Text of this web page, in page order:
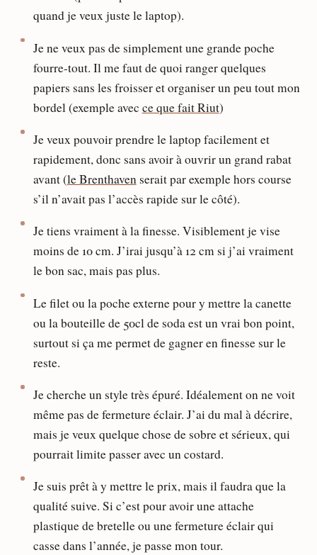
quand je veux juste le laptop).
Je ne veux pas de simplement une grande poche
fourre-tout. Il me faut de quoi ranger quelques
papiers sans les froisser et organiser un peu tout mon
bordel (exemple avec ce que fait Riut)
Je veux pouvoir prendre le laptop facilement et
rapidement, donc sans avoir à ouvrir un grand rabat
avant (le Brenthavenserait par exemple hors course
s’il n’avait pas l’accès rapide sur le côté).
Je tiens vraiment à la finesse. Visiblement je vise
moins de 10 cm. J’irai jusqu’à 12 cm si j’ai vraiment
le bon sac, mais pas plus.
Le filet ou la poche externe pour y mettre la canette
ou la bouteille de 50cl de soda est un vrai bon point,
surtout si ça me permet de gagner en finesse sur le
reste.
Je cherche un style très épuré. Idéalement on ne voit
même pas de fermeture éclair. J’ai du mal à décrire,
mais je veux quelque chose de sobre et sérieux, qui
pourrait limite passer avec un costard.
Je suis prêt à y mettre le prix, mais il faudra que la
qualité suive. Si c’est pour avoir une attache
plastique de bretelle ou une fermeture éclair qui
casse dans l’année, je passe mon tour.